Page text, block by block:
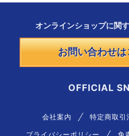
オンラインショップに関
お問い合わせ
OFFICIAL
会社案内 特定商取引